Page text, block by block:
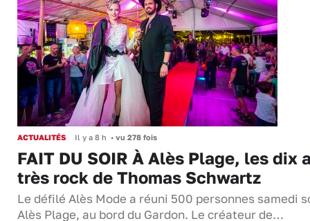
ACTUALITÉS Il y a 8 h • vu 278 fois
FAIT DU SOIR À Alès Plage, les dix
très rock de Thomas Schwartz
Le défilé Alès Mode a réuni 500 personnes samedi
Alès Plage, au bord du Gardon. Le créateur de…